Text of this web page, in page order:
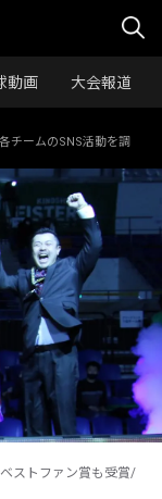
動画 大会報道
チームのSNS活動を調
ストファン賞も受賞/